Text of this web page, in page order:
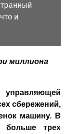
и
миллиона
сбережений,
машину. В
больше трех